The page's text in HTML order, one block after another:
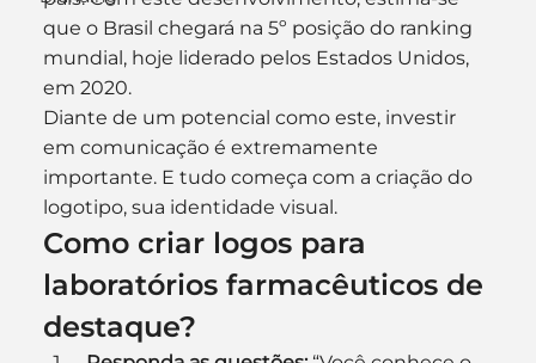
que o Brasil chegará na 5º posição do ranking
mundial, hoje liderado pelos Estados Unidos,
em 2020.
Diante de um potencial como este, investir
em comunicação é extremamente
importante. E tudo começa com a criação do
logotipo, sua identidade visual.
Como criar logos para
laboratórios farmacêuticos de
destaque?